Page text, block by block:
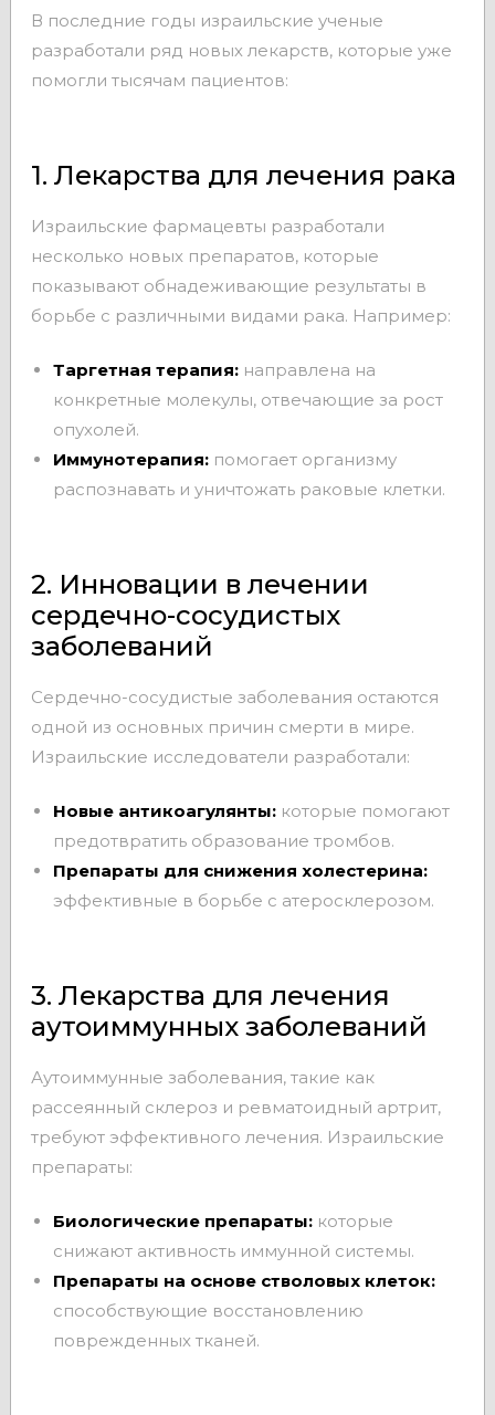
В последние годы израильские ученые
разработали ряд новых лекарств, которые уже
помогли тысячам пациентов:
1. Лекарства для лечения рака
Израильские фармацевты разработали
несколько новых препаратов, которые
показывают обнадеживающие результаты в
борьбе с различными видами рака. Например:
Таргетная терапия:направлена на
конкретные молекулы, отвечающие за рост
опухолей.
Иммунотерапия:помогает организму
распознавать и уничтожать раковые клетки.
2. Инновации в лечении
сердечно-сосудистых
заболеваний
Сердечно-сосудистые заболевания остаются
одной из основных причин смерти в мире.
Израильские исследователи разработали:
Новые антикоагулянты:которые помогают
предотвратить образование тромбов.
Препараты для снижения холестерина:
эффективные в борьбе с атеросклерозом.
3. Лекарства для лечения
аутоиммунных заболеваний
Аутоиммунные заболевания, такие как
рассеянный склероз и ревматоидный артрит,
требуют эффективного лечения. Израильские
препараты:
Биологические препараты:которые
снижают активность иммунной системы.
Препараты на основе стволовых клеток:
способствующие восстановлению
поврежденных тканей.